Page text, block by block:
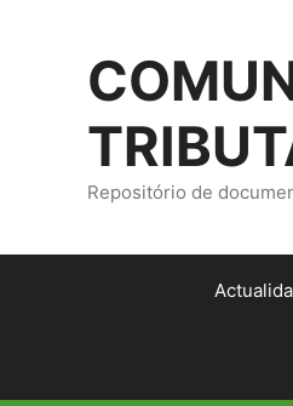
Repositório de